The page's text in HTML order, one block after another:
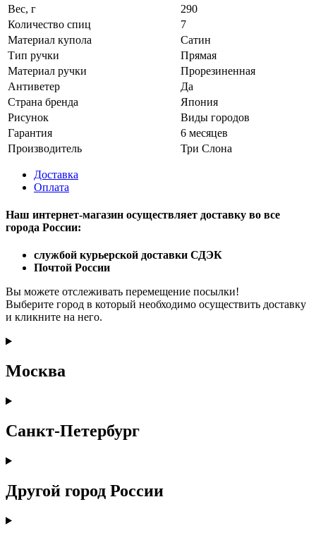
Вес, г
290
Количество спиц
7
Материал купола
Сатин
Тип ручки
Прямая
Материал ручки
Прорезиненная
Антиветер
Да
Страна бренда
Япония
Рисунок
Виды городов
Гарантия
6 месяцев
Производитель
Три Слона
Доставка
Оплата
Наш интернет-магазин осуществляет доставку во все
города России:
службой курьерской доставки СДЭК
Почтой России
Вы можете отслеживать перемещение посылки!
Выберите город в который необходимо осуществить доставку
и кликните на него.
Москва
Санкт-Петербург
Другой город России